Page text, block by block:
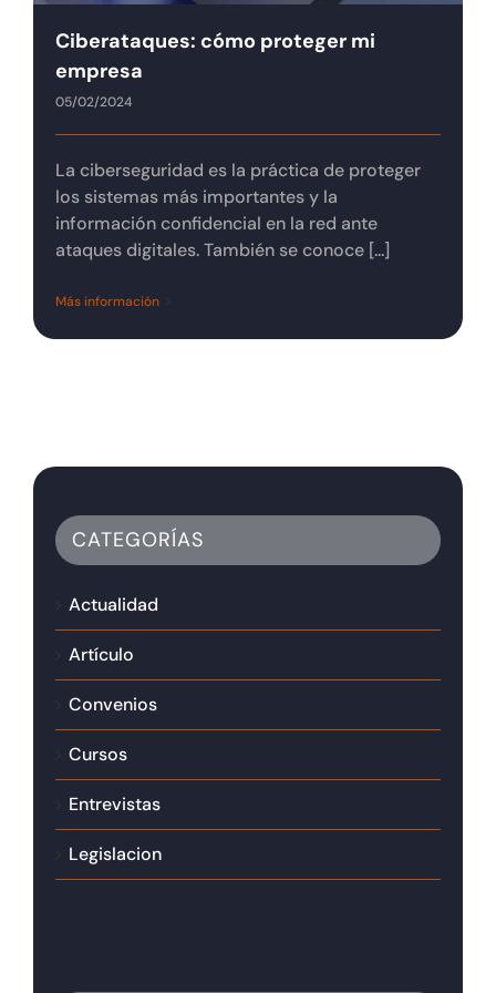
Tienda online
Contacto
Ciberataques: cómo proteger mi
empresa
05/02/2024
La ciberseguridad es la práctica de proteger
los sistemas más importantes y la
información confidencial en la red ante
ataques digitales. También se conoce [...]
Más información
CATEGORÍAS
Actualidad
Artículo
Convenios
Cursos
Entrevistas
Legislacion